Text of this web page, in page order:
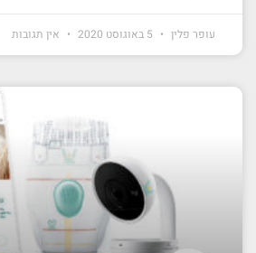
עופר פלין אין תגובות